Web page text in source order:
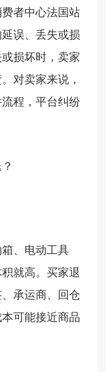
者中心法国站
误、丢失或损
损坏时，卖家
对卖家来说，
程，平台纠纷
、电动工具
就高。买家退
承运商、回仓
可能接近商品